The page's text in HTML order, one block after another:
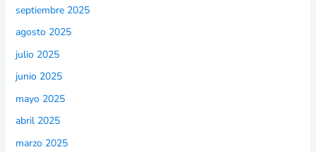
septiembre 2025
agosto 2025
julio 2025
junio 2025
mayo 2025
abril 2025
marzo 2025